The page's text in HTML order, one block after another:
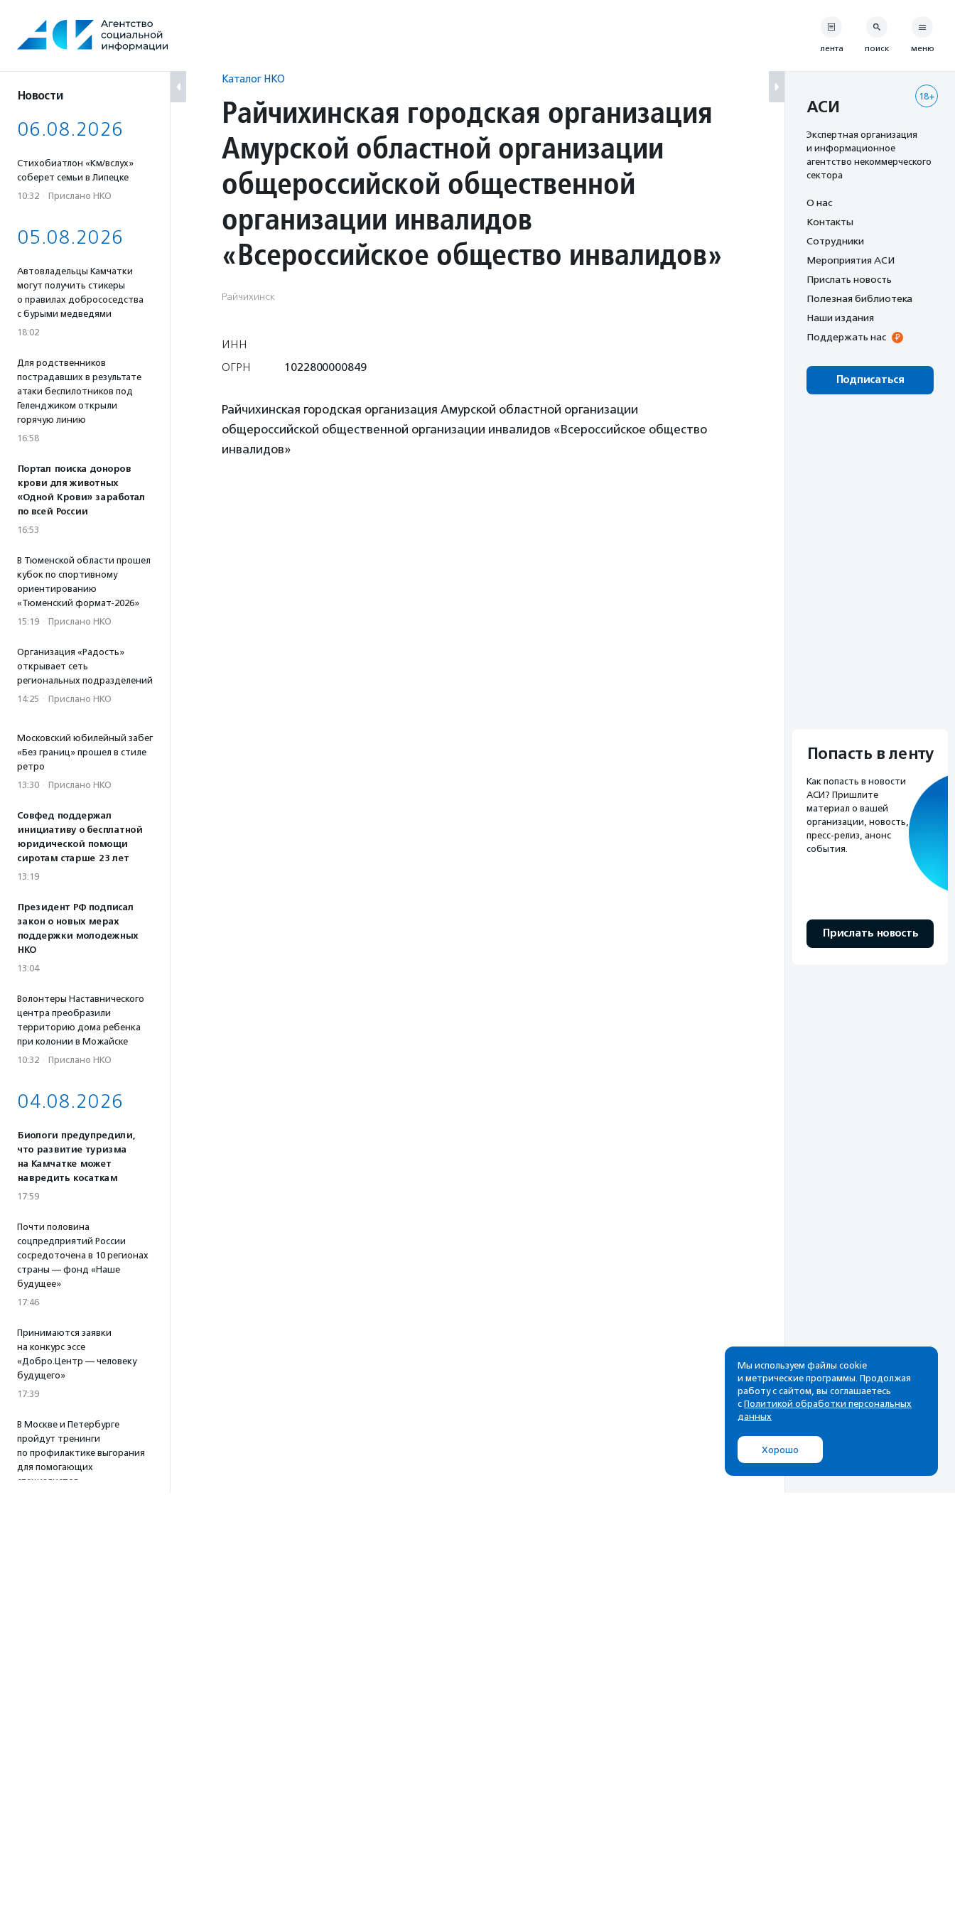
содержанию
Новости
06.08.2026
Стихобиатлон «Км/вслух»
соберет семьи в Липецке
10:32 · Прислано НКО
05.08.2026
Автовладельцы Камчатки
могут получить стикеры
о правилах добрососедства
с бурыми медведями
18:02
Для родственников
пострадавших в результате
атаки беспилотников под
Геленджиком открыли
горячую линию
16:58
Портал поиска доноров
крови для животных
«Одной Крови» заработал
по всей России
16:53
В Тюменской области прошел
кубок по спортивному
ориентированию
«Тюменский формат-2026»
15:19 · Прислано НКО
Организация «Радость»
открывает сеть
региональных подразделений
14:25 · Прислано НКО
Московский юбилейный забег
«Без границ» прошел в стиле
ретро
13:30 · Прислано НКО
Совфед поддержал
инициативу о бесплатной
юридической помощи
сиротам старше 23 лет
13:19
Президент РФ подписал
закон о новых мерах
поддержки молодежных
НКО
13:04
Волонтеры Наставнического
центра преобразили
территорию дома ребенка
при колонии в Можайске
10:32 · Прислано НКО
04.08.2026
Биологи предупредили,
что развитие туризма
на Камчатке может
навредить косаткам
17:59
Почти половина
соцпредприятий России
сосредоточена в 10 регионах
страны — фонд «Наше
будущее»
17:46
Принимаются заявки
на конкурс эссе
«Добро.Центр — человеку
будущего»
17:39
В Москве и Петербурге
пройдут тренинги
по профилактике выгорания
для помогающих
специалистов
Каталог НКО
Райчихинская городская организация
Амурской областной организации
общероссийской общественной
организации инвалидов
«Всероссийское общество инвалидов»
Райчихинск
ИНН
ОГРН
1022800000849
Райчихинская городская организация Амурской областной организации
общероссийской общественной организации инвалидов «Всероссийское общество
инвалидов»
лента поиск меню
18+
АСИ
Экспертная организация
и информационное
агентство некоммерческого
сектора
О нас
Контакты
Сотрудники
Мероприятия АСИ
Прислать новость
Полезная библиотека
Наши издания
Поддержать нас
Подписаться
Попасть в ленту
Как попасть в новости
АСИ? Пришлите
материал о вашей
организации, новость,
пресс-релиз, анонс
события.
Прислать новость
Рассылка
Cамые свежие новости,
почтовом ящике
Мы используем файлы cookie
и метрические программы. Продолжая
работу с сайтом, вы соглашаетесь
с Политикой обработки персональных
данных
Хорошо